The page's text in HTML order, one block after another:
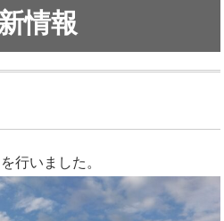
情報
行いました。